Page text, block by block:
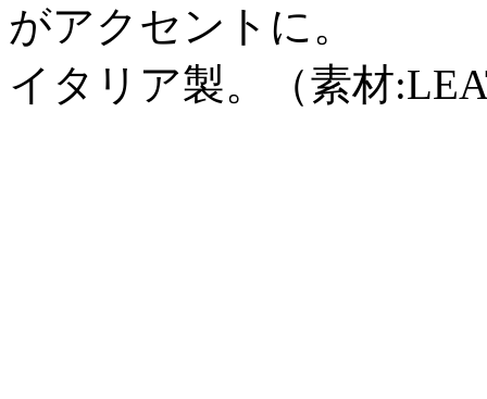
がアクセントに。
イタリア製。（素材